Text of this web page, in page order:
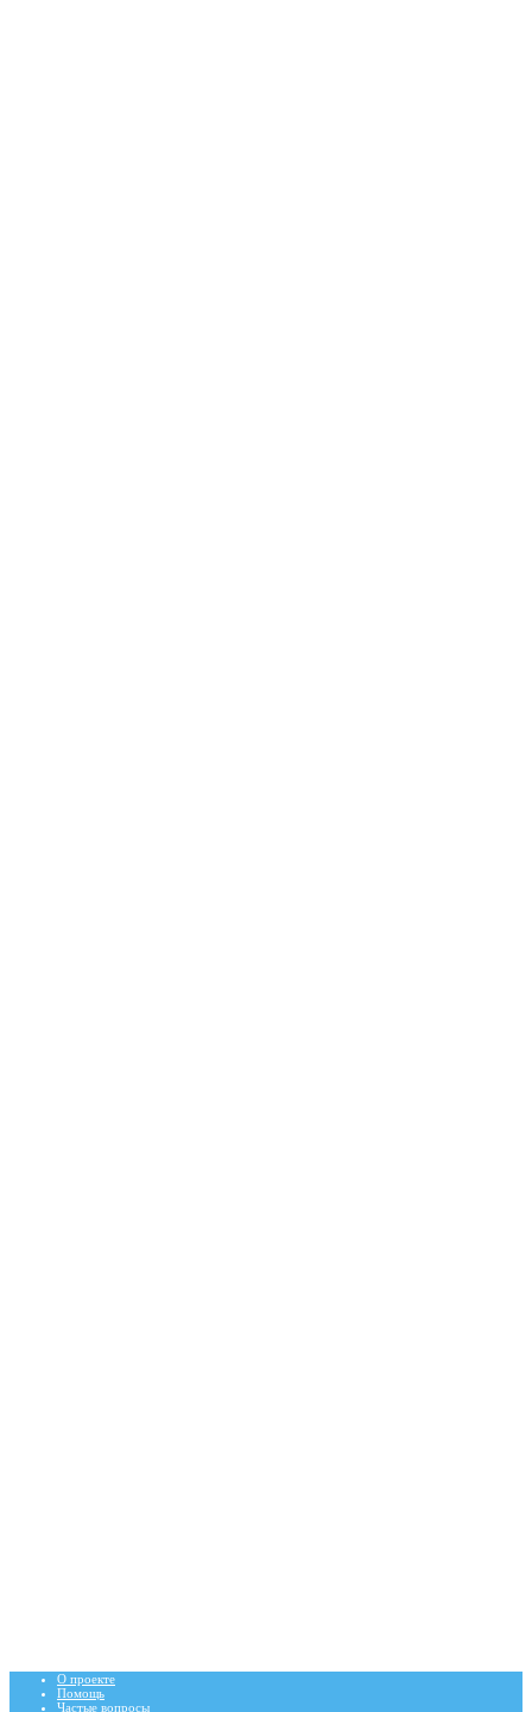
О проекте
Помощь
Частые вопросы